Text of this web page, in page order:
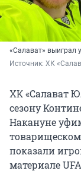
«Салават» выиграл
Источник: ХК
ХК «Салават
сезону
Накануне
показали
материале